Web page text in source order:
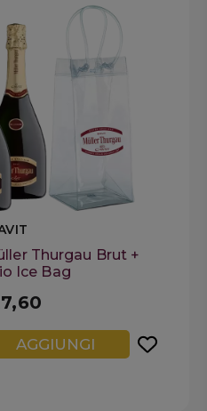
Thurgau Brut +
Ice Bag
AGGIUNGI